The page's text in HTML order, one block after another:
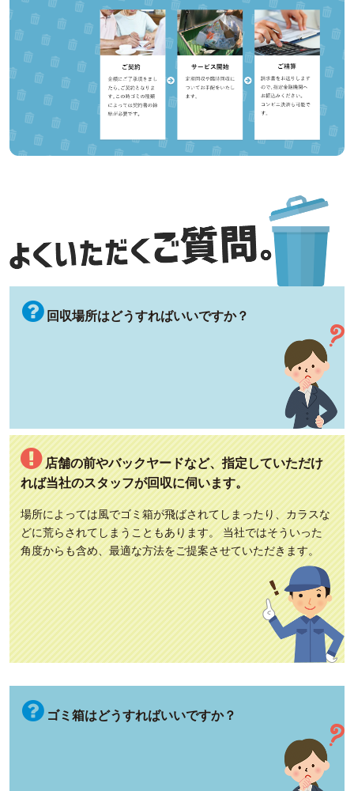
回収場所はどうすればいいですか？
店舗の前やバックヤードなど、指定していただけ
れば当社のスタッフが回収に伺います。
場所によっては風でゴミ箱が飛ばされてしまったり、カラスな
どに荒らされてしまうこともあります。 当社ではそういった
角度からも含め、最適な方法をご提案させていただきます。
ゴミ箱はどうすればいいですか？